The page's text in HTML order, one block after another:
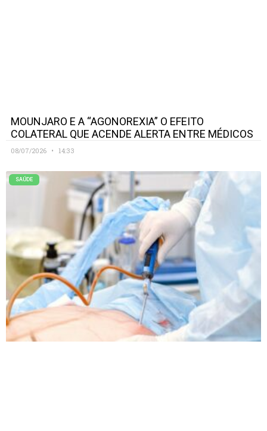
MOUNJARO E A “AGONOREXIA” O EFEITO
COLATERAL QUE ACENDE ALERTA ENTRE MÉDICOS
08/07/2026 14:33
SAÚDE